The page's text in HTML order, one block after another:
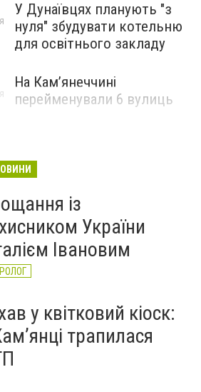
У Дунаївцях планують "з
нуля" збудувати котельню
для освітнього закладу
На Камʼянеччині
перейменували 6 вулиць
із
України
Івановим
у квітковий кіоск:
трапилася